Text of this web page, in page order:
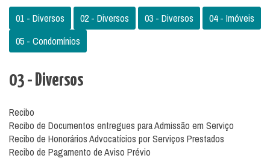
01 - Diversos 02 - Diversos 03 - Diversos
04 - Imóveis
05 - Condomínios
03 - Diversos
Recibo
Recibo de Documentos entregues para Admissão em Serviço
Recibo de Honorários Advocatícios por Serviços Prestados
Recibo de Pagamento de Aviso Prévio